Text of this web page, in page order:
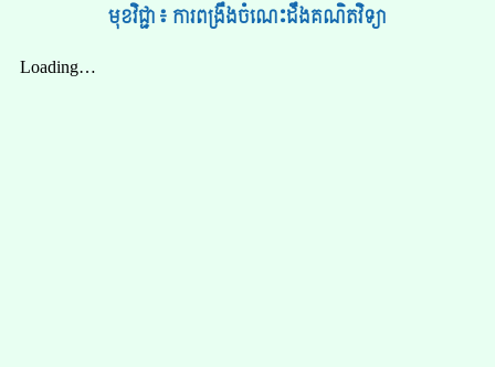
មុខវិជ្ជា៖ ការពង្រឹងចំណេះដឹងគណិតវិទ្យា